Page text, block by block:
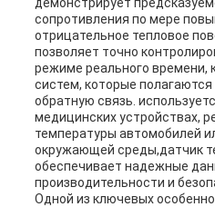
демонстрирует
сопротивления по мере
отрицательное тепловое
позволяет точно
режиме реального времени,
систем, которые
обратную связь.
медицинских устройствах,
температуры автомобилей
окружающей среды,датчик
обеспечивает надежные
производительности и
Одной из ключевых